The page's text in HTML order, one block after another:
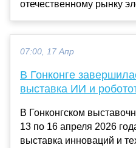
отечественному рынку
07:00, 17 Апр
В Гонконге
выставка ИИ и
В Гонконгском
13 по 16 апреля 2026
выставка инноваций и